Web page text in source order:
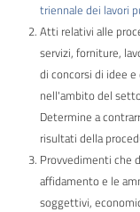
triennale dei lavori
Atti relativi alle
servizi, forniture,
di concorsi di idee
nell'ambito del
Determine a
risultati della
Provvedimenti che
affidamento e le
soggettivi,
contratti
Sovvenzioni,
contributi,
sussidi,
vantaggi
economici